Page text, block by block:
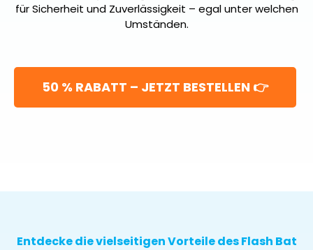
für Sicherheit und Zuverlässigkeit – egal unter welchen
Umständen.
50 % RABATT – JETZT BESTELLEN 👉
Entdecke die vielseitigen Vorteile des Flash Bat